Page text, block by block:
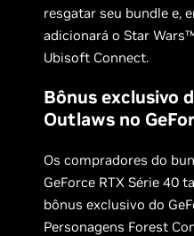
resgatar seu bundle e,
adicionará o Star
Ubisoft Connect.
Bônus exclusivo
Outlaws no
Os compradores do
GeForce RTX Série 40
bônus exclusivo do
Personagens Forest